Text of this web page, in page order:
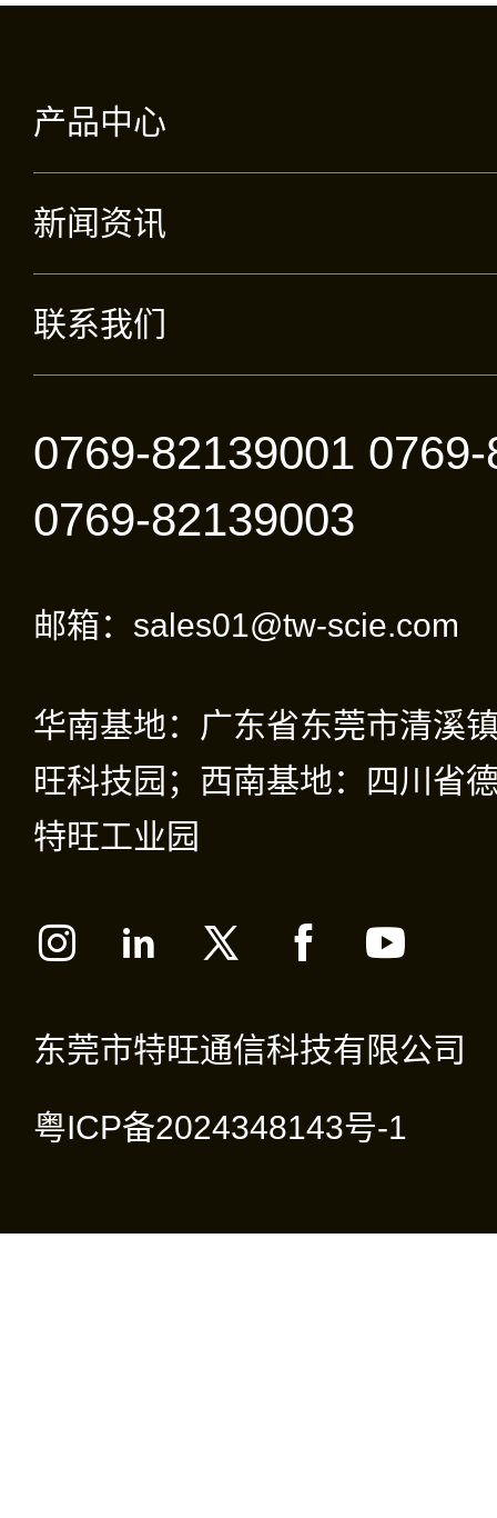
产品中心
新闻资讯
联系我们
0769-82139001
0769-82139003
邮箱：sales01@tw-scie.com
华南基地：广东省东莞市清溪
旺科技园；西南基地：四川省
特旺工业园
东莞市特旺通信科技有限公司
粤ICP备2024348143号-1